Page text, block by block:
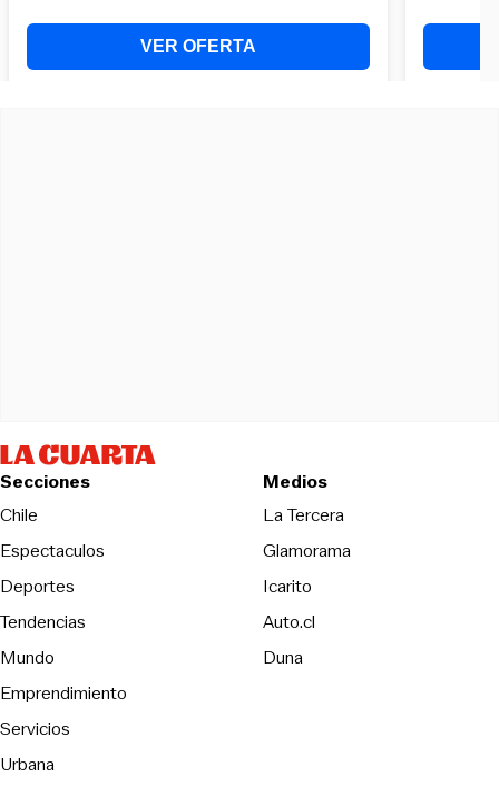
Secciones
Chile
Espectaculos
Deportes
Tendencias
Mundo
Emprendimiento
Servicios
Urbana
Medios
La Tercera
Glamorama
Icarito
Auto.cl
Duna